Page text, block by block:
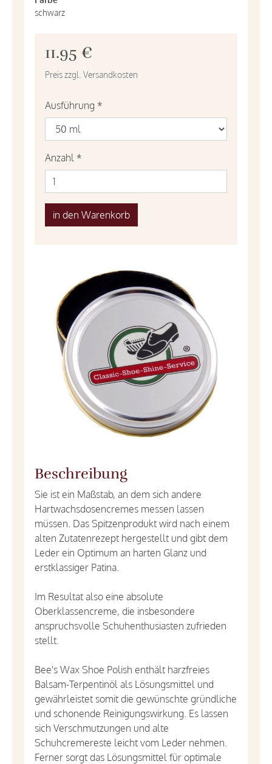
schwarz
11.95 €
Preis zzgl. Versandkosten
Ausführung *
Anzahl *
in den Warenkorb
Beschreibung
Sie ist ein Maßstab, an dem sich andere
Hartwachsdosencremes messen lassen
müssen. Das Spitzenprodukt wird nach einem
alten Zutatenrezept hergestellt und gibt dem
Leder ein Optimum an harten Glanz und
erstklassiger Patina.
Im Resultat also eine absolute
Oberklassencreme, die insbesondere
anspruchsvolle Schuhenthusiasten zufrieden
stellt.
Bee's Wax Shoe Polish enthält harzfreies
Balsam-Terpentinöl als Lösungsmittel und
gewährleistet somit die gewünschte gründliche
und schonende Reinigungswirkung. Es lassen
sich Verschmutzungen und alte
Schuhcremereste leicht vom Leder nehmen.
Ferner sorgt das Lösungsmittel für optimale